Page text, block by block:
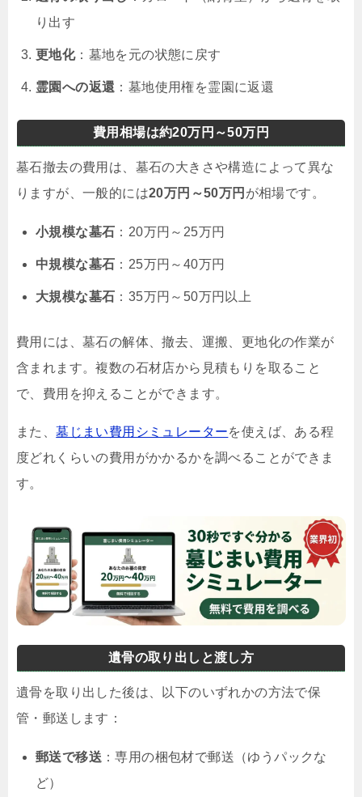
り出す
更地化：墓地を元の状態に戻す
霊園への返還 ：墓地使用権を霊園に返還
費用相場は約20万円～50万円
墓石撤去の費用は、墓石の大きさや構造によって異な
りますが、一般的には20万円～50万円 が相場です。
小規模な墓石 ：20万円～25万円
中規模な墓石 ：25万円～40万円
大規模な墓石 ：35万円～50万円以上
費用には、墓石の解体、撤去、運搬、更地化の作業が
含まれます。複数の石材店から見積もりを取ること
で、費用を抑えることができます。
また、墓じまい費用シミュレーターを使えば、ある程
度どれくらいの費用がかかるかを調べることができま
す。
遺骨の取り出しと渡し方
遺骨を取り出した後は、以下のいずれかの方法で保
管・郵送します：
郵送で移送 ：専用の梱包材で郵送（ゆうパックな
ど）